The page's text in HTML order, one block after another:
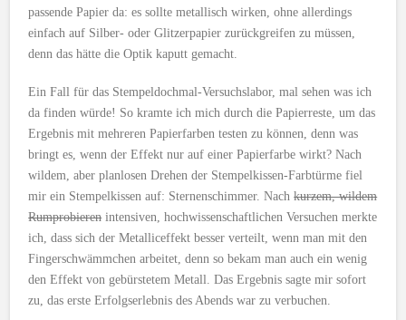
passende Papier da: es sollte metallisch wirken, ohne allerdings
einfach auf Silber- oder Glitzerpapier zurückgreifen zu müssen,
denn das hätte die Optik kaputt gemacht.
Ein Fall für das Stempeldochmal-Versuchslabor, mal sehen was ich
da finden würde! So kramte ich mich durch die Papierreste, um das
Ergebnis mit mehreren Papierfarben testen zu können, denn was
bringt es, wenn der Effekt nur auf einer Papierfarbe wirkt? Nach
wildem, aber planlosen Drehen der Stempelkissen-Farbtürme fiel
mir ein Stempelkissen auf: Sternenschimmer. Nachkurzem, wildem
Rumprobierenintensiven, hochwissenschaftlichen Versuchen merkte
ich, dass sich der Metalliceffekt besser verteilt, wenn man mit den
Fingerschwämmchen arbeitet, denn so bekam man auch ein wenig
den Effekt von gebürstetem Metall. Das Ergebnis sagte mir sofort
zu, das erste Erfolgserlebnis des Abends war zu verbuchen.